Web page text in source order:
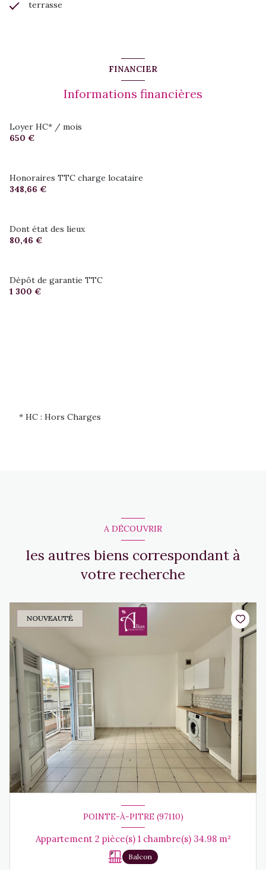
terrasse
FINANCIER
Informations financières
Loyer HC* / mois
650 €
Honoraires TTC charge locataire
348,66 €
Dont état des lieux
80,46 €
Dépôt de garantie TTC
1 300 €
* HC : Hors Charges
A DÉCOUVRIR
les autres biens correspondant à
votre recherche
NOUVEAUTÉ
POINTE-À-PITRE (97110)
Appartement 2 pièce(s) 1 chambre(s) 34.98 m²
Balcon